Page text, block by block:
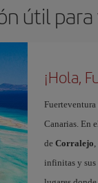
útil
¡Hola,
Fuerteventura
Canarias. En
de Corralejo
infinitas y sus